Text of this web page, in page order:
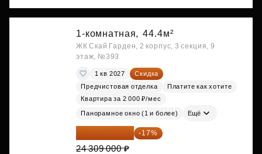
1-комнатная, 44.4м²
ЖК Скай Гарден, 2 корпус, 3 секция, 9
этаж, №393
1 кв 2027
Скидка
Предчистовая отделка
Платите как хотите
Квартира за 2 000 ₽/мес
Панорамное окно (1 и более) Ещё
20 176 470 ₽ -17%
24 309 000 ₽